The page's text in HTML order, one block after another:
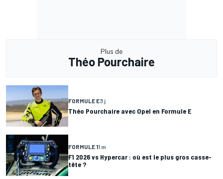
Plus de
Théo Pourchaire
FORMULE E3 j
Théo Pourchaire avec Opel en Formule E
FORMULE 11 m
F1 2026 vs Hypercar : où est le plus gros casse-
tête ?